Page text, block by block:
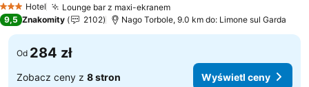
3 Kategoria
Hotel Lounge bar z maxi-ekranem
9,5 Znakomity 2102 Nago Torbole, 9.0 km do: Limone sul Garda
Od 284 zł
Zobacz ceny z 8 stron Wyświetl ceny